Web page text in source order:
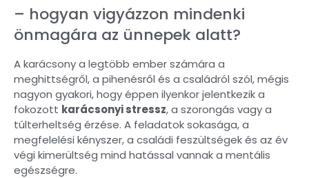
– hogyan vigyázzon mindenki
önmagára az ünnepek alatt?
A karácsony a legtöbb ember számára a
meghittségről, a pihenésről és a családról szól, mégis
nagyon gyakori, hogy éppen ilyenkor jelentkezik a
fokozott karácsonyi stressz, a szorongás vagy a
túlterheltség érzése. A feladatok sokasága, a
megfelelési kényszer, a családi feszültségek és az év
végi kimerültség mind hatással vannak a mentális
egészségre.